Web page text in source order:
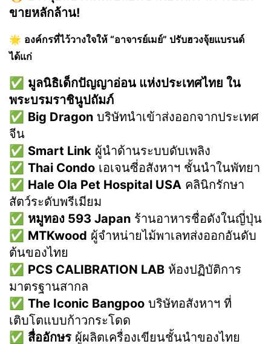
ขายหลักล้าน!
🌟 องค์กรที่ไว้วางใจให้ “อาจารย์เมย์” ปรับฮวงจุ้ยแบรนด์
ได้แก่
✅ มูลนิธิเด็กปัญญาอ่อน แห่งประเทศไทย ใน
พระบรมราชินูปถัมภ์
✅ Big Dragon บริษัทนำเข้าส่งออกจากประเทศ
จีน
✅ Smart Link ผู้นำด้านระบบดับเพลิง
✅ Thai Condo เอเจนซี่อสังหาฯ ชั้นนำในพัทยา
✅ Hale Ola Pet Hospital USA คลินิกรักษา
สัตว์ระดับพรีเมียม
✅ หมูทอง 593 Japan ร้านอาหารชื่อดังในญี่ปุ่น
✅ MTKwood ผู้จำหน่ายไม้พาเลทส่งออกอันดับ
ต้นของไทย
✅ PCS CALIBRATION LAB ห้องปฏิบัติการ
มาตรฐานสากล
✅ The Iconic Bangpoo บริษัทอสังหาฯ ที่
เติบโตแบบก้าวกระโดด
✅ สื่ออักษร ผู้ผลิตเครื่องเขียนชั้นนำของไทย